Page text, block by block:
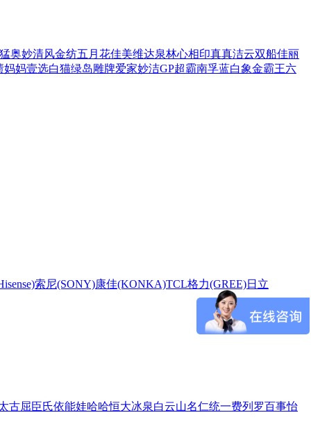
奥妙清风金纺五月花佳美维达泉林心相印真真洁云双船佳丽
妈妈壹选白猫绿岛雕牌爱家妙洁GP超霸南孚蓝白象金霸王六
索尼(SONY)康佳(KONKA)TCL格力(GREE)日立
古屈臣氏依能娃哈哈恒大冰泉白云山名仁统一费列罗百事怡